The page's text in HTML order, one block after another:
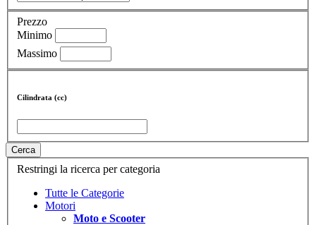
Prezzo
Minimo
Massimo
Cilindrata (cc)
Cerca
Restringi la ricerca per categoria
Tutte le Categorie
Motori
Moto e Scooter